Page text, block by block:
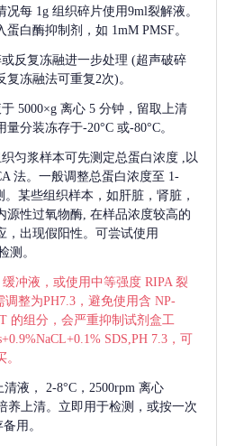
况每 1g 组织碎片使用9ml裂解液。
白酶抑制剂，如 1mM PMSF。
反复冻融进一步处理 (超声破碎
冻融法可重复2次)。
5000×g 离心 5 分钟，留取上清
分装冻存于-20°C 或-80°C。
匀浆样本可先测定总蛋白浓度
,以
法。一般调整总蛋白浓度至 1-
某些组织样本，如肝脏，肾脏，
源性过氧物酶, 在样品浓度较高的
，出现假阳性。可尝试使用
测。
缓冲液，或使用中等强度 RIPA 裂
整为PH7.3，避免使用含 NP-
的组分，会严重抑制试剂盒工
SDS,PH 7.3，可
液，
2-8°C，2500rpm 离心
养上清。立即用于检测，或按一次
用。